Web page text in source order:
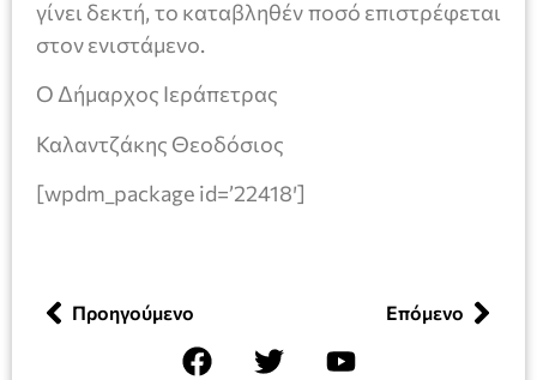
γίνει δεκτή, το καταβληθέν ποσό επιστρέφεται
στον ενιστάμενο.
Ο Δήμαρχος Ιεράπετρας
Καλαντζάκης Θεοδόσιος
[wpdm_package id=’22418′]
Προηγούμενο Επόμενο